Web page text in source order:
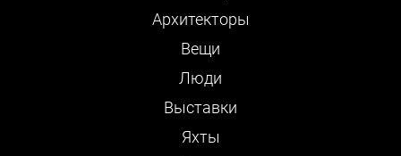
Архитекторы
Вещи
Люди
Выставки
Яхты